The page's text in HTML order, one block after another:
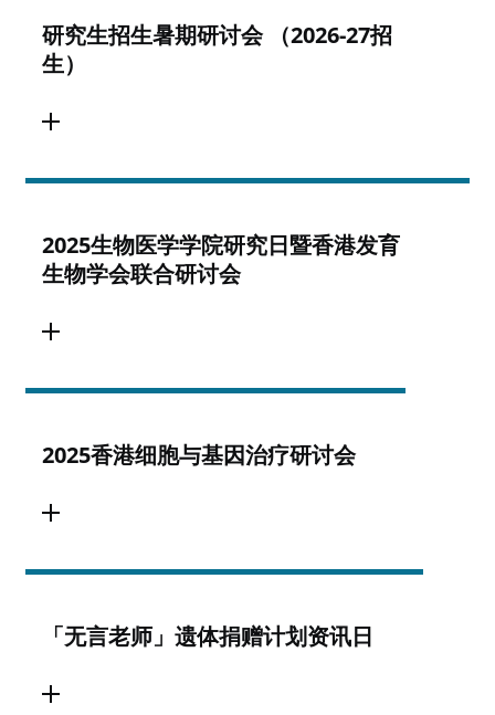
研究生招生暑期研讨会 （2026-27招
生）
2025生物医学学院研究日暨香港发育
生物学会联合研讨会
2025香港细胞与基因治疗研讨会
「无言老师」遗体捐赠计划资讯日